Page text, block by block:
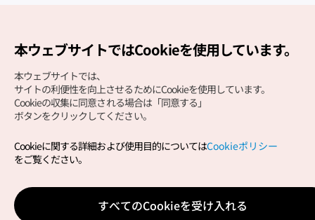
Copyright (c) Korea Tourism Organization All Rights
サイトエラー報告公式メール
japanese@knto.or.kr
本ウェブサイトではCookieを使用しています。
本ウェブサイトでは、
サイトの利便性を向上させるためにCookieを使用しています。
Cookieの収集に同意される場合は「同意する」
ボタンをクリックしてください。
Cookieに関する詳細および使用目的についてはCookieポリシー
をご覧ください。
すべてのCookieを受け入れる